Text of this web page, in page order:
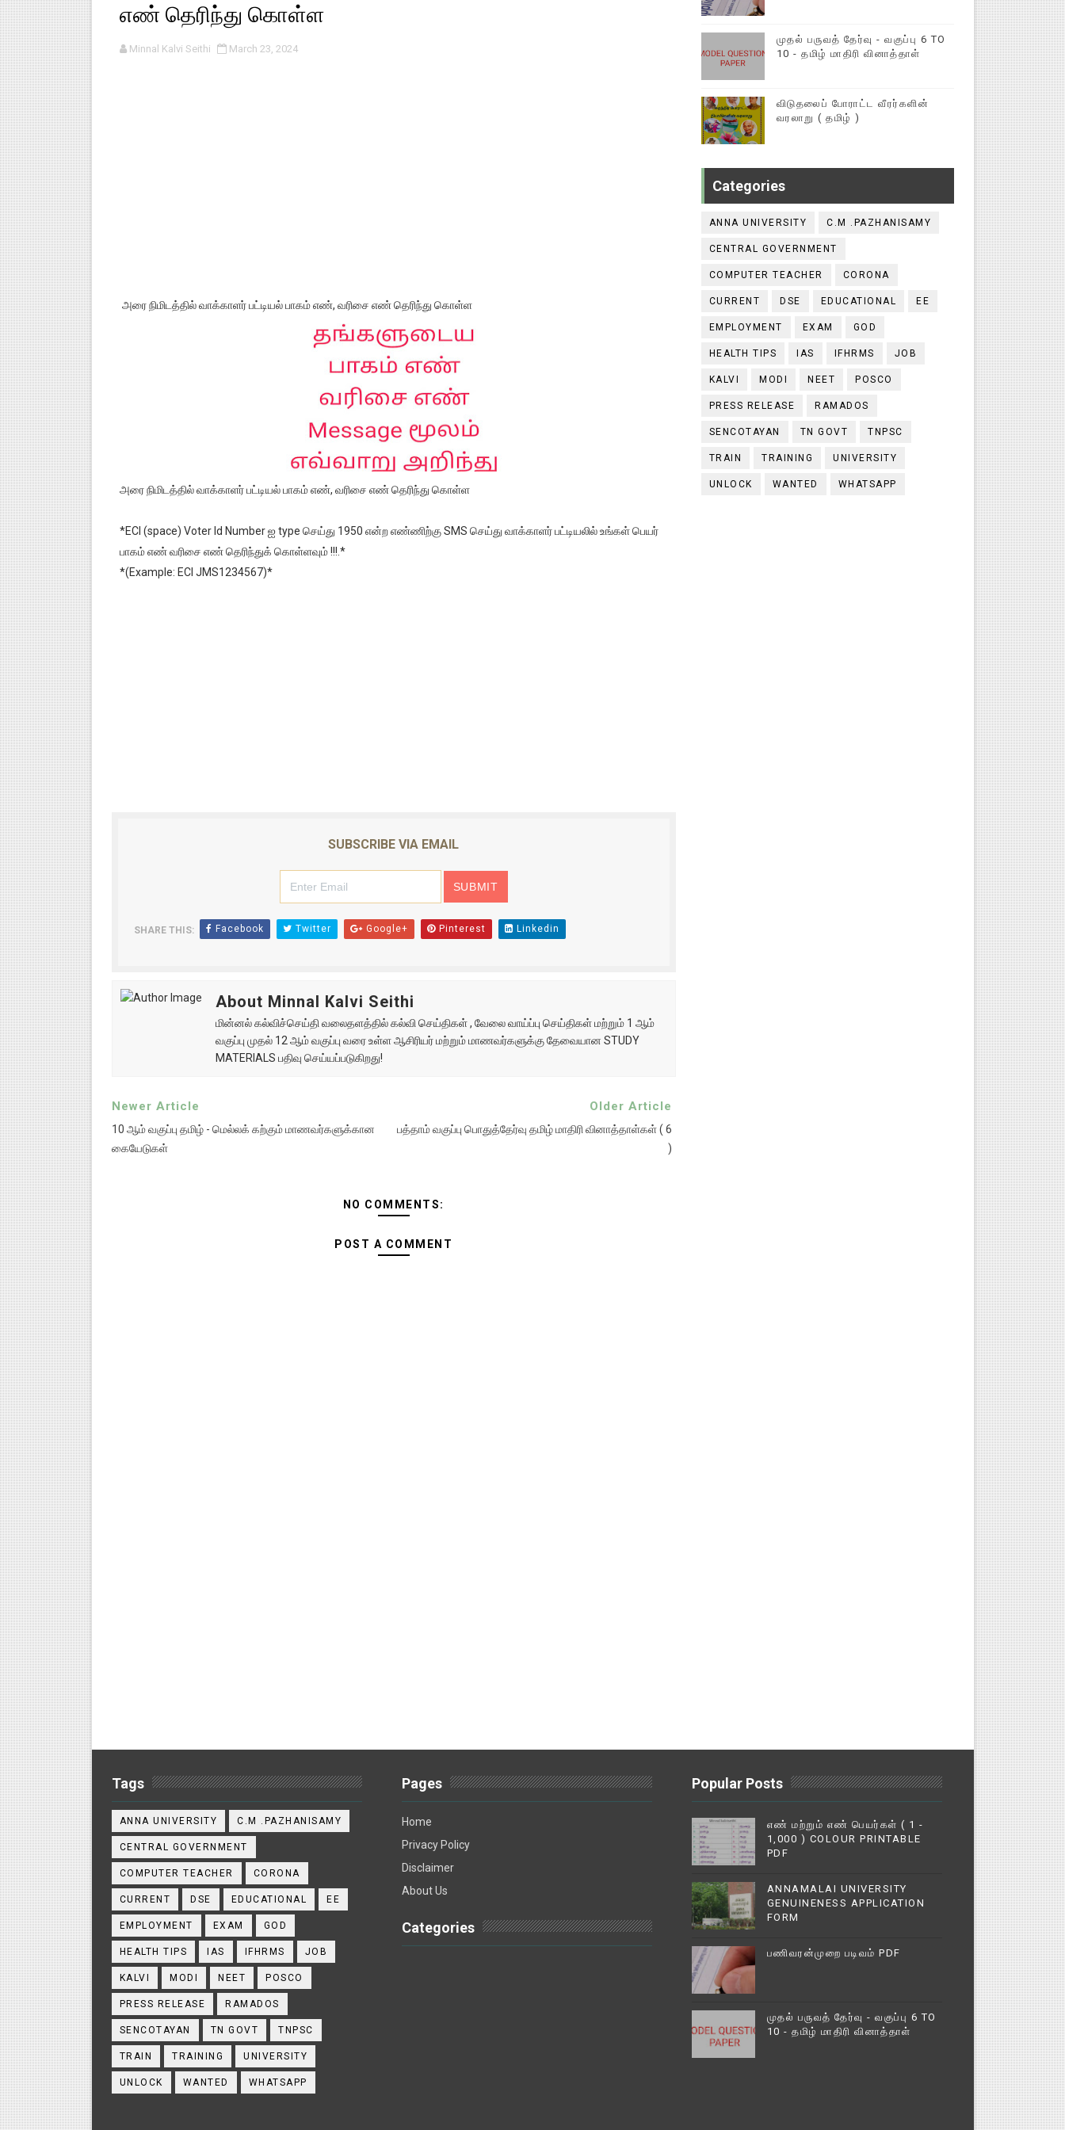
பள்ளி காலை வழிபாட்டுச் செயல்பாடுகள் - டிசம்பர் 17
குழந்தைகள் பாதுகாப்பு அலகில் வேலை வாய்ப்பு ( டிச 18 )
எண் தெரிந்து கொள்ள
Minnal Kalvi Seithi March 23, 2024
அரை நிமிடத்தில் வாக்காளர் பட்டியல் பாகம் எண், வரிசை எண் தெரிந்து கொள்ள
அரை நிமிடத்தில் வாக்காளர் பட்டியல் பாகம் எண், வரிசை எண் தெரிந்து கொள்ள
*ECI (space) Voter Id Number ஐ type செய்து 1950 என்ற எண்ணிற்கு SMS செய்து வாக்காளர் பட்டியலில் உங்கள் பெயர்
பாகம் எண் வரிசை எண் தெரிந்துக் கொள்ளவும் !!!.*
*(Example: ECI JMS1234567)*
SUBSCRIBE VIA EMAIL
SHARE THIS: Facebook Twitter Google+ Pinterest Linkedin
About Minnal Kalvi Seithi
மின்னல் கல்விச்செய்தி வலைதளத்தில் கல்வி செய்திகள் , வேலை வாய்ப்பு செய்திகள் மற்றும் 1 ஆம்
வகுப்பு முதல் 12 ஆம் வகுப்பு வரை உள்ள ஆசிரியர் மற்றும் மாணவர்களுக்கு தேவையான STUDY
MATERIALS பதிவு செய்யப்படுகிறது!
Newer Article
10 ஆம் வகுப்பு தமிழ் - மெல்லக் கற்கும் மாணவர்களுக்கான
கையேடுகள்
Older Article
பத்தாம் வகுப்பு பொதுத்தேர்வு தமிழ் மாதிரி வினாத்தாள்கள் ( 6
)
NO COMMENTS:
POST A COMMENT
முதல் பருவத் தேர்வு - வகுப்பு 6 TO
10 - தமிழ் மாதிரி வினாத்தாள்
விடுதலைப் போராட்ட வீரர்களின்
வரலாறு ( தமிழ் )
Categories
ANNA UNIVERSITY C.M .PAZHANISAMY
CENTRAL GOVERNMENT
COMPUTER TEACHER CORONA
CURRENT DSE EDUCATIONAL EE
EMPLOYMENT EXAM GOD
HEALTH TIPS IAS IFHRMS JOB
KALVI MODI NEET POSCO
PRESS RELEASE RAMADOS
SENCOTAYAN TN GOVT TNPSC
TRAIN TRAINING UNIVERSITY
UNLOCK WANTED WHATSAPP
Tags
ANNA UNIVERSITY C.M .PAZHANISAMY
CENTRAL GOVERNMENT
COMPUTER TEACHER CORONA
CURRENT DSE EDUCATIONAL EE
EMPLOYMENT EXAM GOD
HEALTH TIPS IAS IFHRMS JOB
KALVI MODI NEET POSCO
PRESS RELEASE RAMADOS
SENCOTAYAN TN GOVT TNPSC
TRAIN TRAINING UNIVERSITY
UNLOCK WANTED WHATSAPP
Pages
Home
Privacy Policy
Disclaimer
About Us
Categories
Popular Posts
எண் மற்றும் எண் பெயர்கள் ( 1 -
1,000 ) COLOUR PRINTABLE
PDF
ANNAMALAI UNIVERSITY
GENUINENESS APPLICATION
FORM
பணிவரன்முறை படிவம் PDF
முதல் பருவத் தேர்வு - வகுப்பு 6 TO
10 - தமிழ் மாதிரி வினாத்தாள்